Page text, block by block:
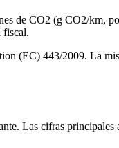
de CO2 (g CO2/km,
fiscal.
(EC) 443/2009. La
Las cifras